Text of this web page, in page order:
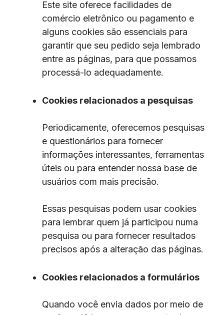
Este site oferece facilidades de
comércio eletrônico ou pagamento e
alguns cookies são essenciais para
garantir que seu pedido seja lembrado
entre as páginas, para que possamos
processá-lo adequadamente.
Cookies relacionados a pesquisas
Periodicamente, oferecemos pesquisas
e questionários para fornecer
informações interessantes, ferramentas
úteis ou para entender nossa base de
usuários com mais precisão.
Essas pesquisas podem usar cookies
para lembrar quem já participou numa
pesquisa ou para fornecer resultados
precisos após a alteração das páginas.
Cookies relacionados a formulários
Quando você envia dados por meio de